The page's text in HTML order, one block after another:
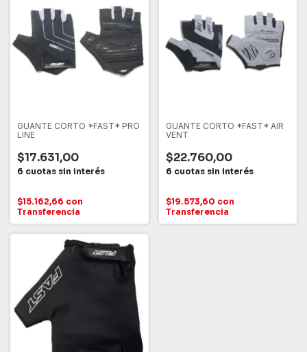
GUANTE CORTO *FAST* PRO
LINE
$17.631,00
$15.162,66 con
Transferencia
GUANTE CORTO *FAST* AIR
VENT
$22.760,00
$19.573,60 con
Transferencia